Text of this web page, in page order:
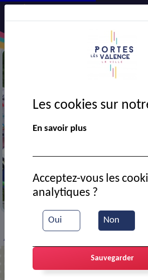
VIE MUNICIPALE > Ressources
Affiche 49ème randonnée fleurie
Les cookies sur
En savoir plus
Oui Non
Acceptez-vous les
analytiques ?
Sauvegarder